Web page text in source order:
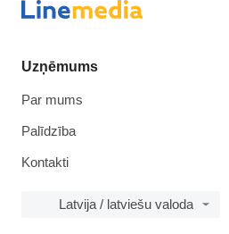
Uzņēmums
Par mums
Palīdzība
Kontakti
Latvija / latviešu valoda